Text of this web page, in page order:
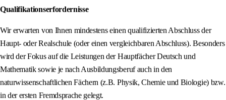
Qualifikationserfordernisse
Wir erwarten von Ihnen mindestens einen qualifizierten Abschluss der
Haupt- oder Realschule (oder einen vergleichbaren Abschluss). Besonders
wird der Fokus auf die Leistungen der Hauptfächer Deutsch und
Mathematik sowie je nach Ausbildungsberuf auch in den
naturwissenschaftlichen Fächern (z.B. Physik, Chemie und Biologie) bzw.
in der ersten Fremdsprache gelegt.